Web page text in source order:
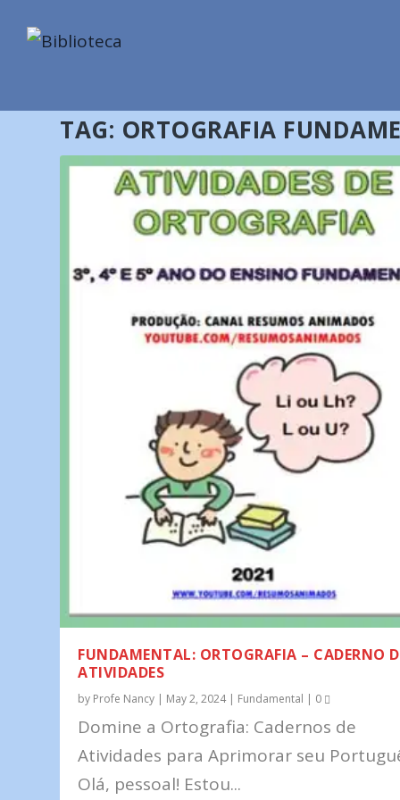
TAG: ORTOGRAFIA
FUNDAMENTAL: ORTOGRAFIA – CADERNO
ATIVIDADES
by Profe Nancy | May 2, 2024| Fundamental | 0
Domine a Ortografia: Cadernos de
Atividades para Aprimorar seu
Olá, pessoal! Estou...